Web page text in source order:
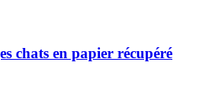
chats en papier récupéré